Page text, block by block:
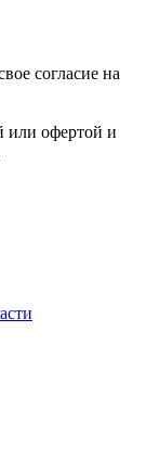
согласие на
или офертой и